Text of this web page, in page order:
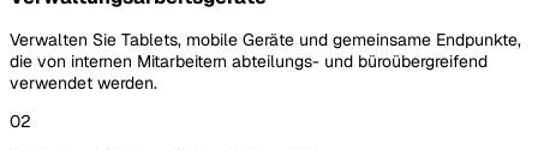
Verwalten Sie Tablets, mobile Geräte und gemeinsame Endpunkte,
die von internen Mitarbeitern abteilungs- und büroübergreifend
verwendet werden.
02